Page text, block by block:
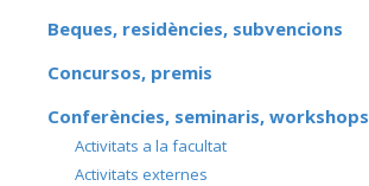
Beques, residències, subvencions
Concursos, premis
Conferències, seminaris, workshops
Activitats a la facultat
Activitats externes